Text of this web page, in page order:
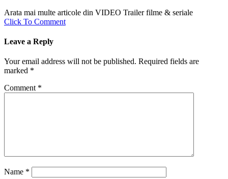
Arata mai multe articole din VIDEO Trailer filme & seriale
Click To Comment
Leave a Reply
Your email address will not be published. Required fields are
marked *
Comment *
Name *